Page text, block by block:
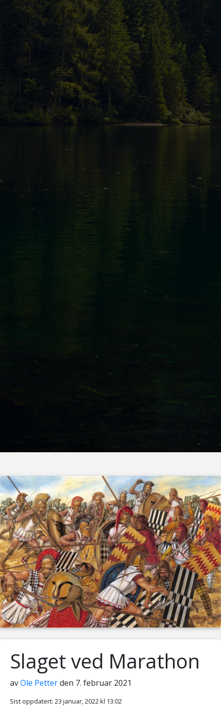
Slaget ved Marathon
avOle Petterden 7. februar 2021
Sist oppdatert: 23 januar, 2022 kl 13:02